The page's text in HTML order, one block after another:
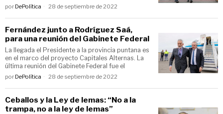
por DePolítica 28 de septiembre de 2022
Fernández junto a Rodríguez Saá,
para una reunión del Gabinete Federal
La llegada el Presidente a la provincia puntana es
en el marco del proyecto Capitales Alternas. La
última reunión del Gabinete Federal fue el
por DePolítica 28 de septiembre de 2022
Ceballos y la Ley de lemas: “No a la
trampa, no a la ley de lemas”